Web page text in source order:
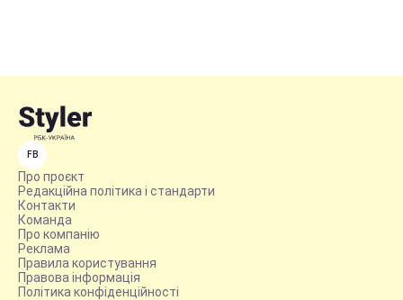
FB
Про проєкт
Редакційна політика і стандарти
Контакти
Команда
Про компанію
Реклама
Правила користування
Правова інформація
Політика конфіденційності